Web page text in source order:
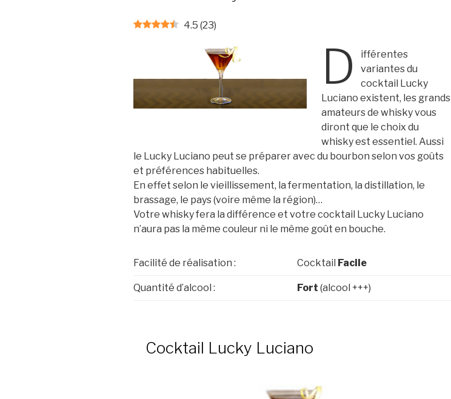
4.5 (23)
D
ifférentes
variantes du
cocktail Lucky
Luciano existent, les grands
amateurs de whisky vous
diront que le choix du
whisky est essentiel. Aussi
le Lucky Luciano peut se préparer avec du bourbon selon vos goûts
et préférences habituelles.
En effet selon le vieillissement, la fermentation, la distillation, le
brassage, le pays (voire même la région)…
Votre whisky fera la différence et votre cocktail Lucky Luciano
n’aura pas la même couleur ni le même goût en bouche.
Facilité de réalisation : Cocktail Facile
Quantité d’alcool : Fort (alcool +++)
Cocktail Lucky Luciano